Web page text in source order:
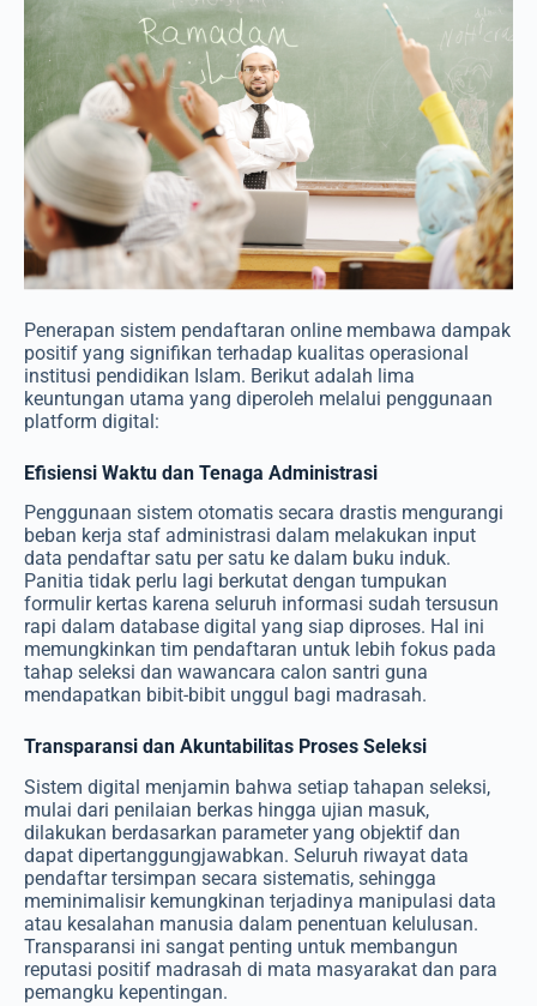
Penerapan sistem pendaftaran online membawa dampak
positif yang signifikan terhadap kualitas operasional
institusi pendidikan Islam. Berikut adalah lima
keuntungan utama yang diperoleh melalui penggunaan
platform digital:
Efisiensi Waktu dan Tenaga Administrasi
Penggunaan sistem otomatis secara drastis mengurangi
beban kerja staf administrasi dalam melakukan input
data pendaftar satu per satu ke dalam buku induk.
Panitia tidak perlu lagi berkutat dengan tumpukan
formulir kertas karena seluruh informasi sudah tersusun
rapi dalam database digital yang siap diproses. Hal ini
memungkinkan tim pendaftaran untuk lebih fokus pada
tahap seleksi dan wawancara calon santri guna
mendapatkan bibit-bibit unggul bagi madrasah.
Transparansi dan Akuntabilitas Proses Seleksi
Sistem digital menjamin bahwa setiap tahapan seleksi,
mulai dari penilaian berkas hingga ujian masuk,
dilakukan berdasarkan parameter yang objektif dan
dapat dipertanggungjawabkan. Seluruh riwayat data
pendaftar tersimpan secara sistematis, sehingga
meminimalisir kemungkinan terjadinya manipulasi data
atau kesalahan manusia dalam penentuan kelulusan.
Transparansi ini sangat penting untuk membangun
reputasi positif madrasah di mata masyarakat dan para
pemangku kepentingan.